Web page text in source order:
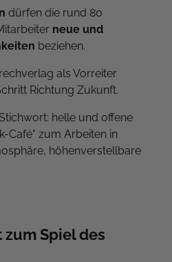
dürfen die rund 80
neue und
beziehen.
als Vorreiter
Richtung Zukunft.
helle und offene
Café" zum Arbeiten in
höhenverstellbare
Spiel des